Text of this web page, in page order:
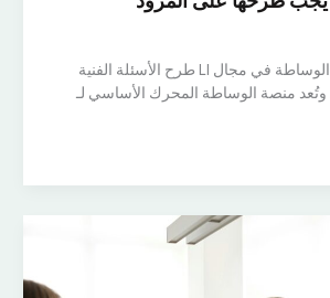
يتطلب تقييم منصة الوساطة في مجال LI طرح الأسئلة الفنية
وتُعد منصة الوساطة المحرك الأساسي لـ